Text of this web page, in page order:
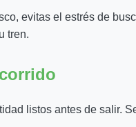
evitas el estrés de
tren.
listos antes de salir.